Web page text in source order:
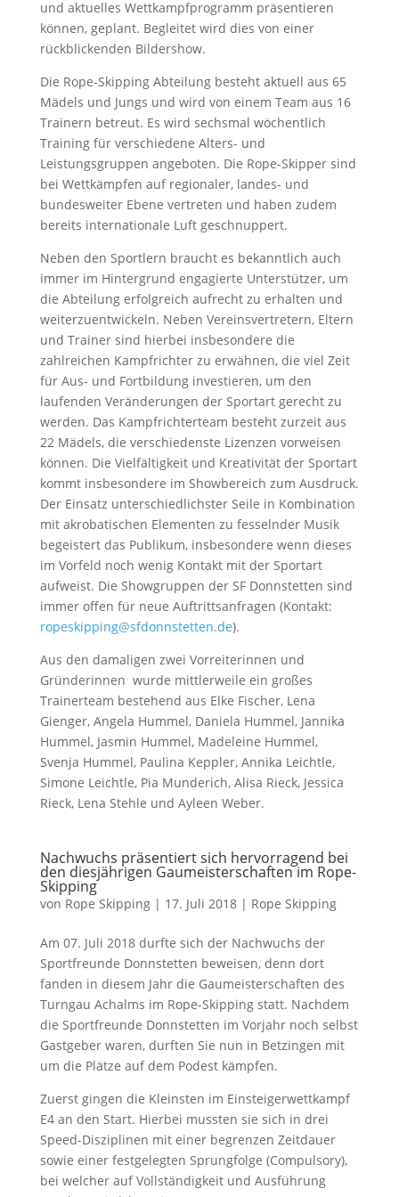
und aktuelles Wettkampfprogramm präsentieren
können, geplant. Begleitet wird dies von einer
rückblickenden Bildershow.
Die Rope-Skipping Abteilung besteht aktuell aus 65
Mädels und Jungs und wird von einem Team aus 16
Trainern betreut. Es wird sechsmal wöchentlich
Training für verschiedene Alters- und
Leistungsgruppen angeboten. Die Rope-Skipper sind
bei Wettkämpfen auf regionaler, landes- und
bundesweiter Ebene vertreten und haben zudem
bereits internationale Luft geschnuppert.
Neben den Sportlern braucht es bekanntlich auch
immer im Hintergrund engagierte Unterstützer, um
die Abteilung erfolgreich aufrecht zu erhalten und
weiterzuentwickeln. Neben Vereinsvertretern, Eltern
und Trainer sind hierbei insbesondere die
zahlreichen Kampfrichter zu erwähnen, die viel Zeit
für Aus- und Fortbildung investieren, um den
laufenden Veränderungen der Sportart gerecht zu
werden. Das Kampfrichterteam besteht zurzeit aus
22 Mädels, die verschiedenste Lizenzen vorweisen
können. Die Vielfältigkeit und Kreativität der Sportart
kommt insbesondere im Showbereich zum Ausdruck.
Der Einsatz unterschiedlichster Seile in Kombination
mit akrobatischen Elementen zu fesselnder Musik
begeistert das Publikum, insbesondere wenn dieses
im Vorfeld noch wenig Kontakt mit der Sportart
aufweist. Die Showgruppen der SF Donnstetten sind
immer offen für neue Auftrittsanfragen (Kontakt:
ropeskipping@sfdonnstetten.de).
Aus den damaligen zwei Vorreiterinnen und
Gründerinnen wurde mittlerweile ein großes
Trainerteam bestehend aus Elke Fischer, Lena
Gienger, Angela Hummel, Daniela Hummel, Jannika
Hummel, Jasmin Hummel, Madeleine Hummel,
Svenja Hummel, Paulina Keppler, Annika Leichtle,
Simone Leichtle, Pia Munderich, Alisa Rieck, Jessica
Rieck, Lena Stehle und Ayleen Weber.
Nachwuchs präsentiert sich hervorragend bei
den diesjährigen Gaumeisterschaften im Rope-
Skipping
von Rope Skipping| 17. Juli 2018| Rope Skipping
Am 07. Juli 2018 durfte sich der Nachwuchs der
Sportfreunde Donnstetten beweisen, denn dort
fanden in diesem Jahr die Gaumeisterschaften des
Turngau Achalms im Rope-Skipping statt. Nachdem
die Sportfreunde Donnstetten im Vorjahr noch selbst
Gastgeber waren, durften Sie nun in Betzingen mit
um die Plätze auf dem Podest kämpfen.
Zuerst gingen die Kleinsten im Einsteigerwettkampf
E4 an den Start. Hierbei mussten sie sich in drei
Speed-Disziplinen mit einer begrenzen Zeitdauer
sowie einer festgelegten Sprungfolge (Compulsory),
bei welcher auf Vollständigkeit und Ausführung